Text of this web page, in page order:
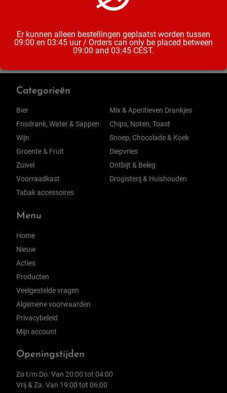
Categorieën
Bier
Frisdrank, Water & Sappen
Wijn
Groente & Fruit
Zuivel
Voorraadkast
Tabak accessoires
Mix & Aperitieven Drankjes
Chips, Noten, Toast
Snoep, Chocolade & Koek
Diepvries
Ontbijt & Beleg
Drogisterij & Huishouden
Menu
Home
Nieuw
Acties
Producten
Veelgestelde vragen
Algemene voorwaarden
Privacybeleid
Mijn account
Openingstijden
Zo t/m Do. Van 20:00 tot 04:00
Vrij & Za. Van 19:00 tot 06:00
Er kunnen alleen bestellingen geplaatst worden tussen
09:00 en 03:45 uur / Orders can only be placed between
09:00 and 03:45 CEST.